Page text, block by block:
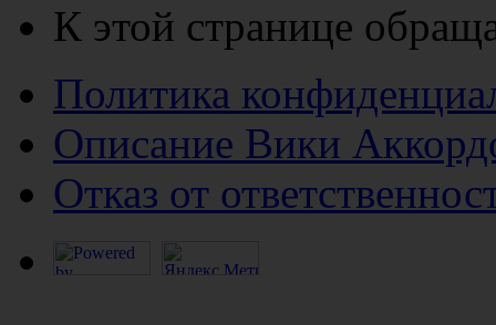
К этой странице
Политика
Описание Вики
Отказ от